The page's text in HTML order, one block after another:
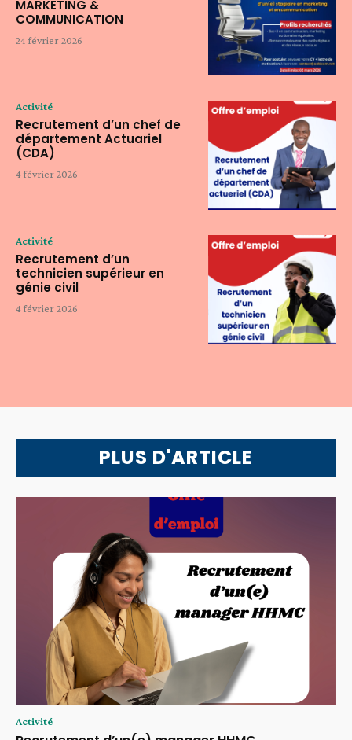
MARKETING &
COMMUNICATION
24 février 2026
Activité
Recrutement d’un chef de
département Actuariel
(CDA)
4 février 2026
Activité
Recrutement d’un
technicien supérieur en
génie civil
4 février 2026
PLUS D'ARTICLE
Activité